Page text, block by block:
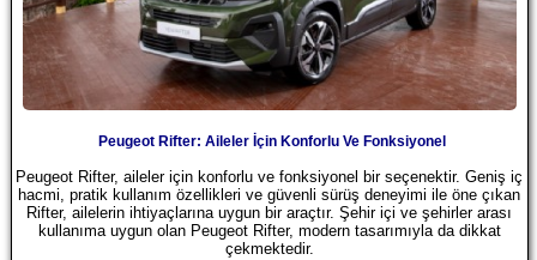
Peugeot Rifter: Aileler İçin Konforlu Ve Fonksiyonel
Peugeot Rifter, aileler için konforlu ve fonksiyonel bir seçenektir. Geniş iç
hacmi, pratik kullanım özellikleri ve güvenli sürüş deneyimi ile öne çıkan
Rifter, ailelerin ihtiyaçlarına uygun bir araçtır. Şehir içi ve şehirler arası
kullanıma uygun olan Peugeot Rifter, modern tasarımıyla da dikkat
çekmektedir.